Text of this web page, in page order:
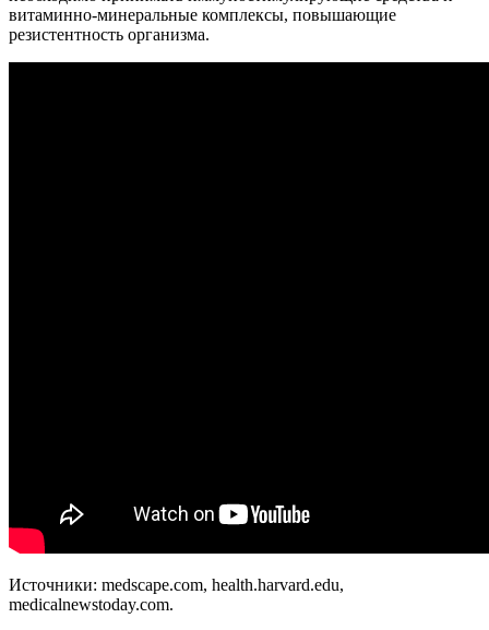
витаминно-минеральные комплексы, повышающие
резистентность организма.
Источники: medscape.com, health.harvard.edu,
medicalnewstoday.com.